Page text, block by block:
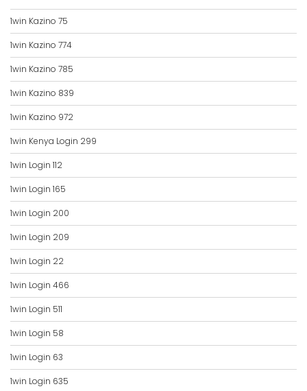
1win Kazino 75
1win Kazino 774
1win Kazino 785
1win Kazino 839
1win Kazino 972
1win Kenya Login 299
1win Login 112
1win Login 165
1win Login 200
1win Login 209
1win Login 22
1win Login 466
1win Login 511
1win Login 58
1win Login 63
1win Login 635